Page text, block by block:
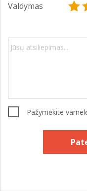
Valdymas
Pažymėkite